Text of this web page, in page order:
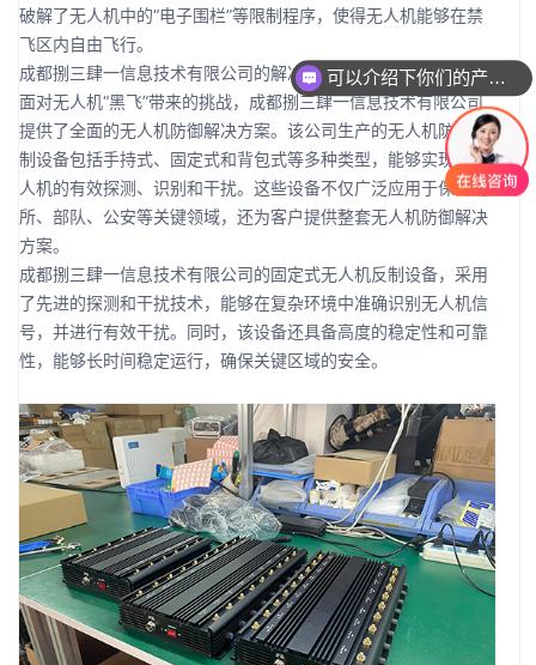
破解了无人机中的“电子围栏”等限制程序，使得无人机能够在禁
飞区内自由飞行。
成都捌三肆一信息技术有限公司的解决方案
面对无人机“黑飞”带来的挑战，成都捌三肆一信息技术有限公司
提供了全面的无人机防御解决方案。该公司生产的无人机防御反
制设备包括手持式、固定式和背包式等多种类型，能够实现对无
人机的有效探测、识别和干扰。这些设备不仅广泛应用于保密场
所、部队、公安等关键领域，还为客户提供整套无人机防御解决
方案。
成都捌三肆一信息技术有限公司的固定式无人机反制设备，采用
了先进的探测和干扰技术，能够在复杂环境中准确识别无人机信
号，并进行有效干扰。同时，该设备还具备高度的稳定性和可靠
性，能够长时间稳定运行，确保关键区域的安全。
可以介绍下你们的产品么